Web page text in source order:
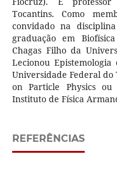
Tocantins. Como
convidado na
graduação em
Chagas Filho da
Lecionou
Universidade Federal
on Particle Physics
Instituto de Física
REFERÊNCIAS